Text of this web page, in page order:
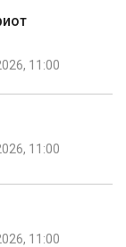
11:00
11:00
11:00